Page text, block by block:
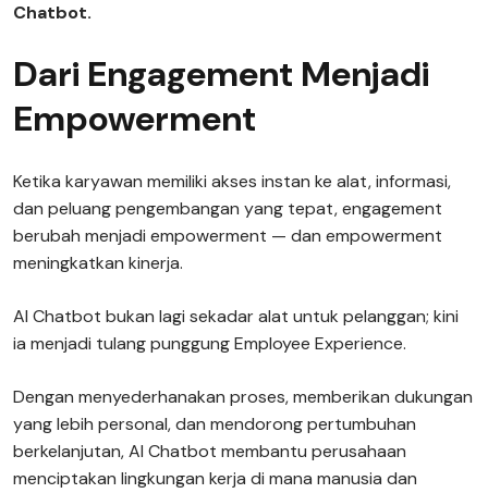
Chatbot.
Dari Engagement Menjadi
Empowerment
Ketika karyawan memiliki akses instan ke alat, informasi,
dan peluang pengembangan yang tepat, engagement
berubah menjadi empowerment — dan empowerment
meningkatkan kinerja.
AI Chatbot bukan lagi sekadar alat untuk pelanggan; kini
ia menjadi tulang punggung Employee Experience.
Dengan menyederhanakan proses, memberikan dukungan
yang lebih personal, dan mendorong pertumbuhan
berkelanjutan, AI Chatbot membantu perusahaan
menciptakan lingkungan kerja di mana manusia dan